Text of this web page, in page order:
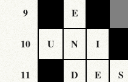
9 E
10 U N I
11 D E S